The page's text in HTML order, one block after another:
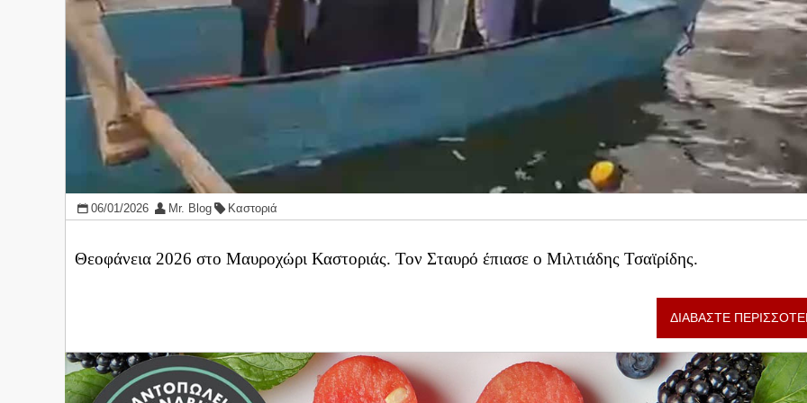
06/01/2026 Mr. Blog Καστοριά
Θεοφάνεια 2026 στο Μαυροχώρι Καστοριάς. Τον Σταυρό έπιασε ο Μιλτιάδης Τσαϊρίδης.
ΔΙΑΒΑΣΤΕ